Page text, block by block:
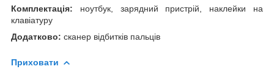
Комплектація: ноутбук, зарядний пристрій, наклейки на
клавіатуру
Додатково: сканер відбитків пальців
Приховати